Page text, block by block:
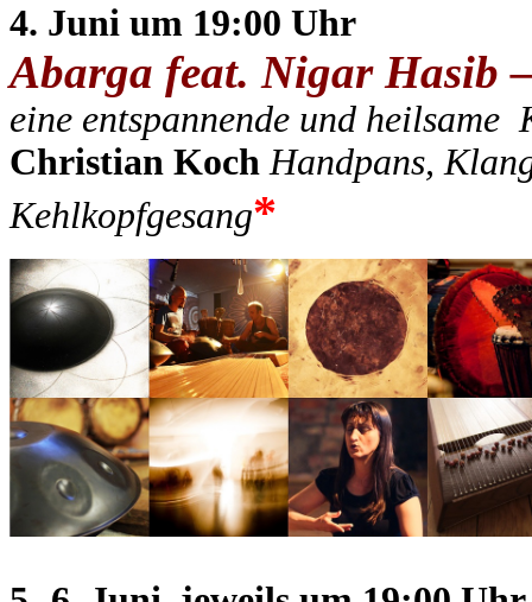
4. Juni um 19:00 Uhr
Abarga feat. Nigar Hasib
eine entspannende und
Christian Koch Handpans,
Kehlkopfgesang*